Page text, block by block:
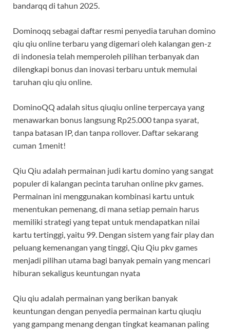
bandarqq di tahun 2025.
Dominoqq sebagai daftar resmi penyedia taruhan domino
qiu qiu online terbaru yang digemari oleh kalangan gen-z
di indonesia telah memperoleh pilihan terbanyak dan
dilengkapi bonus dan inovasi terbaru untuk memulai
taruhan qiu qiu online.
DominoQQ adalah situs qiuqiu online terpercaya yang
menawarkan bonus langsung Rp25.000 tanpa syarat,
tanpa batasan IP, dan tanpa rollover. Daftar sekarang
cuman 1menit!
Qiu Qiu adalah permainan judi kartu domino yang sangat
populer di kalangan pecinta taruhan online pkv games.
Permainan ini menggunakan kombinasi kartu untuk
menentukan pemenang, di mana setiap pemain harus
memiliki strategi yang tepat untuk mendapatkan nilai
kartu tertinggi, yaitu 99. Dengan sistem yang fair play dan
peluang kemenangan yang tinggi, Qiu Qiu pkv games
menjadi pilihan utama bagi banyak pemain yang mencari
hiburan sekaligus keuntungan nyata
Qiu qiu adalah permainan yang berikan banyak
keuntungan dengan penyedia permainan kartu qiuqiu
yang gampang menang dengan tingkat keamanan paling